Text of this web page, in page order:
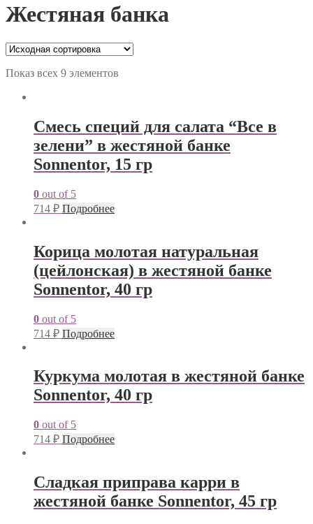
Жестяная банка
Показ всех 9 элементов
Cмесь специй для салата “Все в
зелени” в жестяной банке
Sonnentor, 15 гр
0 out of 5
714 ₽ Подробнее
Корица молотая натуральная
(цейлонская) в жестяной банке
Sonnentor, 40 гр
0 out of 5
714 ₽ Подробнее
Куркума молотая в жестяной банке
Sonnentor, 40 гр
0 out of 5
714 ₽ Подробнее
Сладкая приправа карри в
жестяной банке Sonnentor, 45 гр